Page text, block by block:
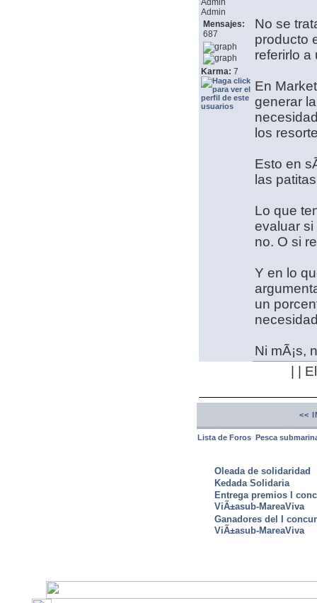
Admin
Admin
Mensajes:
687
Karma: 7
No se
producto
referirlo a
En
generar
los
Esto en
las
Lo que
evaluar
no. O si
Y en lo
un
Ni mÃ¡s,
| |
<<
Lista de Foros Pesca
Oleada de solidaridad
Kedada Solidaria
Entrega premios I
ViÃ±asub-MareaViva
Ganadores del I
ViÃ±asub-MareaViva